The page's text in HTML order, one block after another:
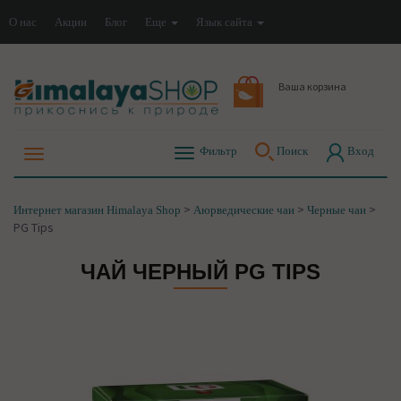
О нас Акции Блог Еще Язык сайта
Ваша корзина
Фильтр Поиск Вход
Интернет магазин Himalaya Shop > Аюрведические чаи > Черные чаи >
PG Tips
ЧАЙ ЧЕРНЫЙ PG TIPS